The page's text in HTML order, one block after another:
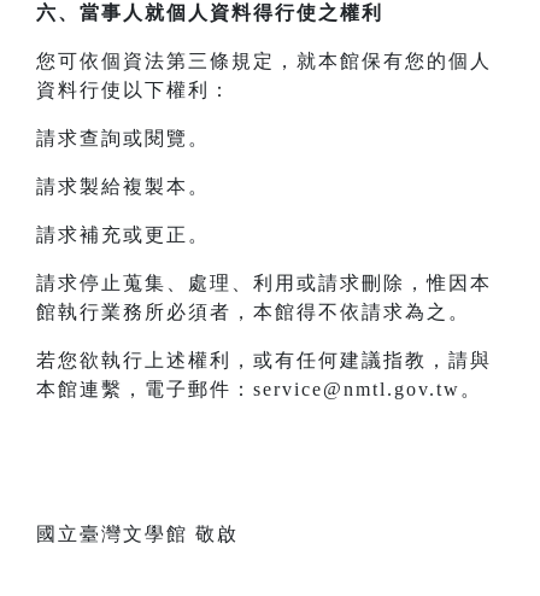
六、當事人就個人資料得行使之權利
您可依個資法第三條規定，就本館保有您的個人
資料行使以下權利：
請求查詢或閱覽。
請求製給複製本。
請求補充或更正。
請求停止蒐集、處理、利用或請求刪除，惟因本
館執行業務所必須者，本館得不依請求為之。
若您欲執行上述權利，或有任何建議指教，請與
本館連繫，電子郵件：service@nmtl.gov.tw。
國立臺灣文學館 敬啟